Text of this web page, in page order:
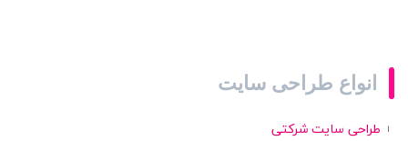
انواع طراحی سایت
طراحی سایت شرکتی